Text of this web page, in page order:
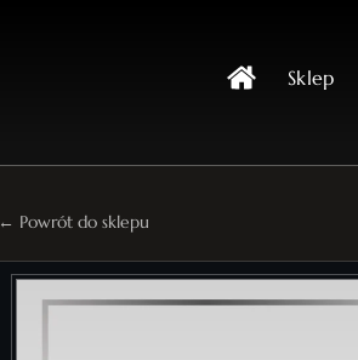
Sklep
← Powrót do sklepu